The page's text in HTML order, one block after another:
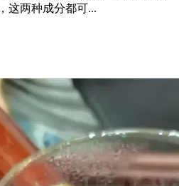
这两种成分都可...